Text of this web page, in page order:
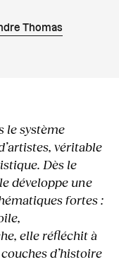
Thomas
le système
véritable
Dès le
développe une
fortes :
elle réfléchit à
d’histoire